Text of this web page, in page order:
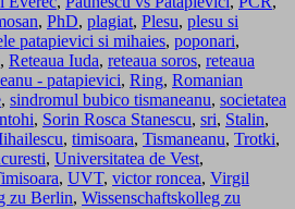
, PhD, plagiat, Plesu, plesu si
patapievici si mihaies, poponari,
, Reteaua Iuda, reteaua soros, reteaua
- patapievici, Ring, Romanian
, sindromul bubico tismaneanu, societatea
, Sorin Rosca Stanescu, sri, Stalin,
, timisoara, Tismaneanu, Trotki,
, Universitatea de Vest,
, UVT, victor roncea, Virgil
zu Berlin, Wissenschaftskolleg zu